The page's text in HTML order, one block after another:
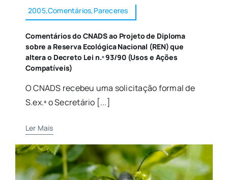
2005,Comentários,Pareceres
Comentários do CNADS ao Projeto de Diploma
sobre a Reserva Ecológica Nacional (REN) que
altera o Decreto Lei n.º 93/90 (Usos e Ações
Compatíveis)
O CNADS recebeu uma solicitação formal de
S.ex.ª o Secretário [...]
Ler Mais